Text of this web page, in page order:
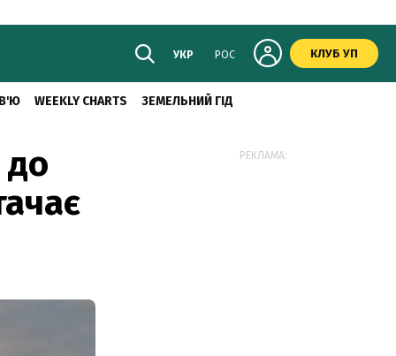
УКР РОС КЛУБ УП
WEEKLY CHARTS ЗЕМЕЛЬНИЙ ГІД
до
РЕКЛАМА: